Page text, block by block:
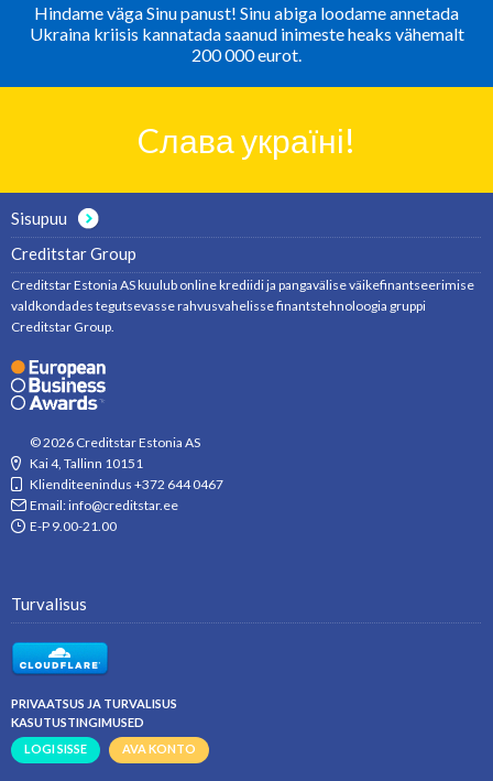
Hindame väga Sinu panust! Sinu abiga loodame annetada
Ukraina kriisis kannatada saanud inimeste heaks vähemalt
200 000 eurot.
Cлава україні!
Sisupuu
Creditstar Group
Creditstar Estonia AS kuulub online krediidi ja pangavälise väikefinantseerimise
valdkondades tegutsevasse rahvusvahelisse finantstehnoloogia gruppi
Creditstar Group.
© 2026 Creditstar Estonia AS
Kai 4, Tallinn 10151
Klienditeenindus +372 644 0467
Email: info@creditstar.ee
E-P 9.00-21.00
Turvalisus
PRIVAATSUS JA TURVALISUS
KASUTUSTINGIMUSED
LOGI SISSE
AVA KONTO